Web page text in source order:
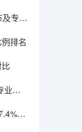
200-300分低分段：各选科人数分布及专科保底策略
排名
艺术类书法类综合分一分一段表：专业成绩占比70%，文化331分可上本科
选考物理的考生在500分以上占比67.4%，历史类仅32.8%